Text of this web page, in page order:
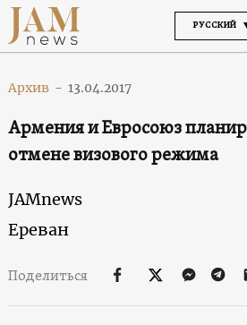
РУССКИЙ
Архив - 13.04.2017
Армения и Евросоюз
отмене визового режима
JAMnews
Ереван
Поделиться